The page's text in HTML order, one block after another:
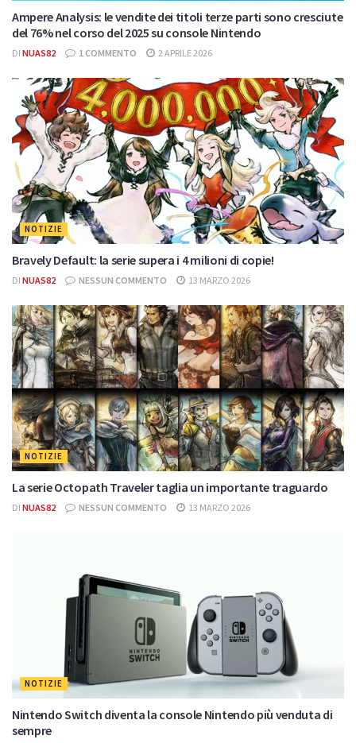
Ampere Analysis: le vendite dei titoli terze parti sono cresciute
del 76% nel corso del 2025 su console Nintendo
DI NUAS82 1 COMMENTO 2 APRILE 2026
NOTIZIE
Bravely Default: la serie supera i 4 milioni di copie!
DI NUAS82 NESSUN COMMENTO 13 MARZO 2026
NOTIZIE
La serie Octopath Traveler taglia un importante traguardo
DI NUAS82 NESSUN COMMENTO 13 MARZO 2026
NOTIZIE
Nintendo Switch diventa la console Nintendo più venduta di
sempre